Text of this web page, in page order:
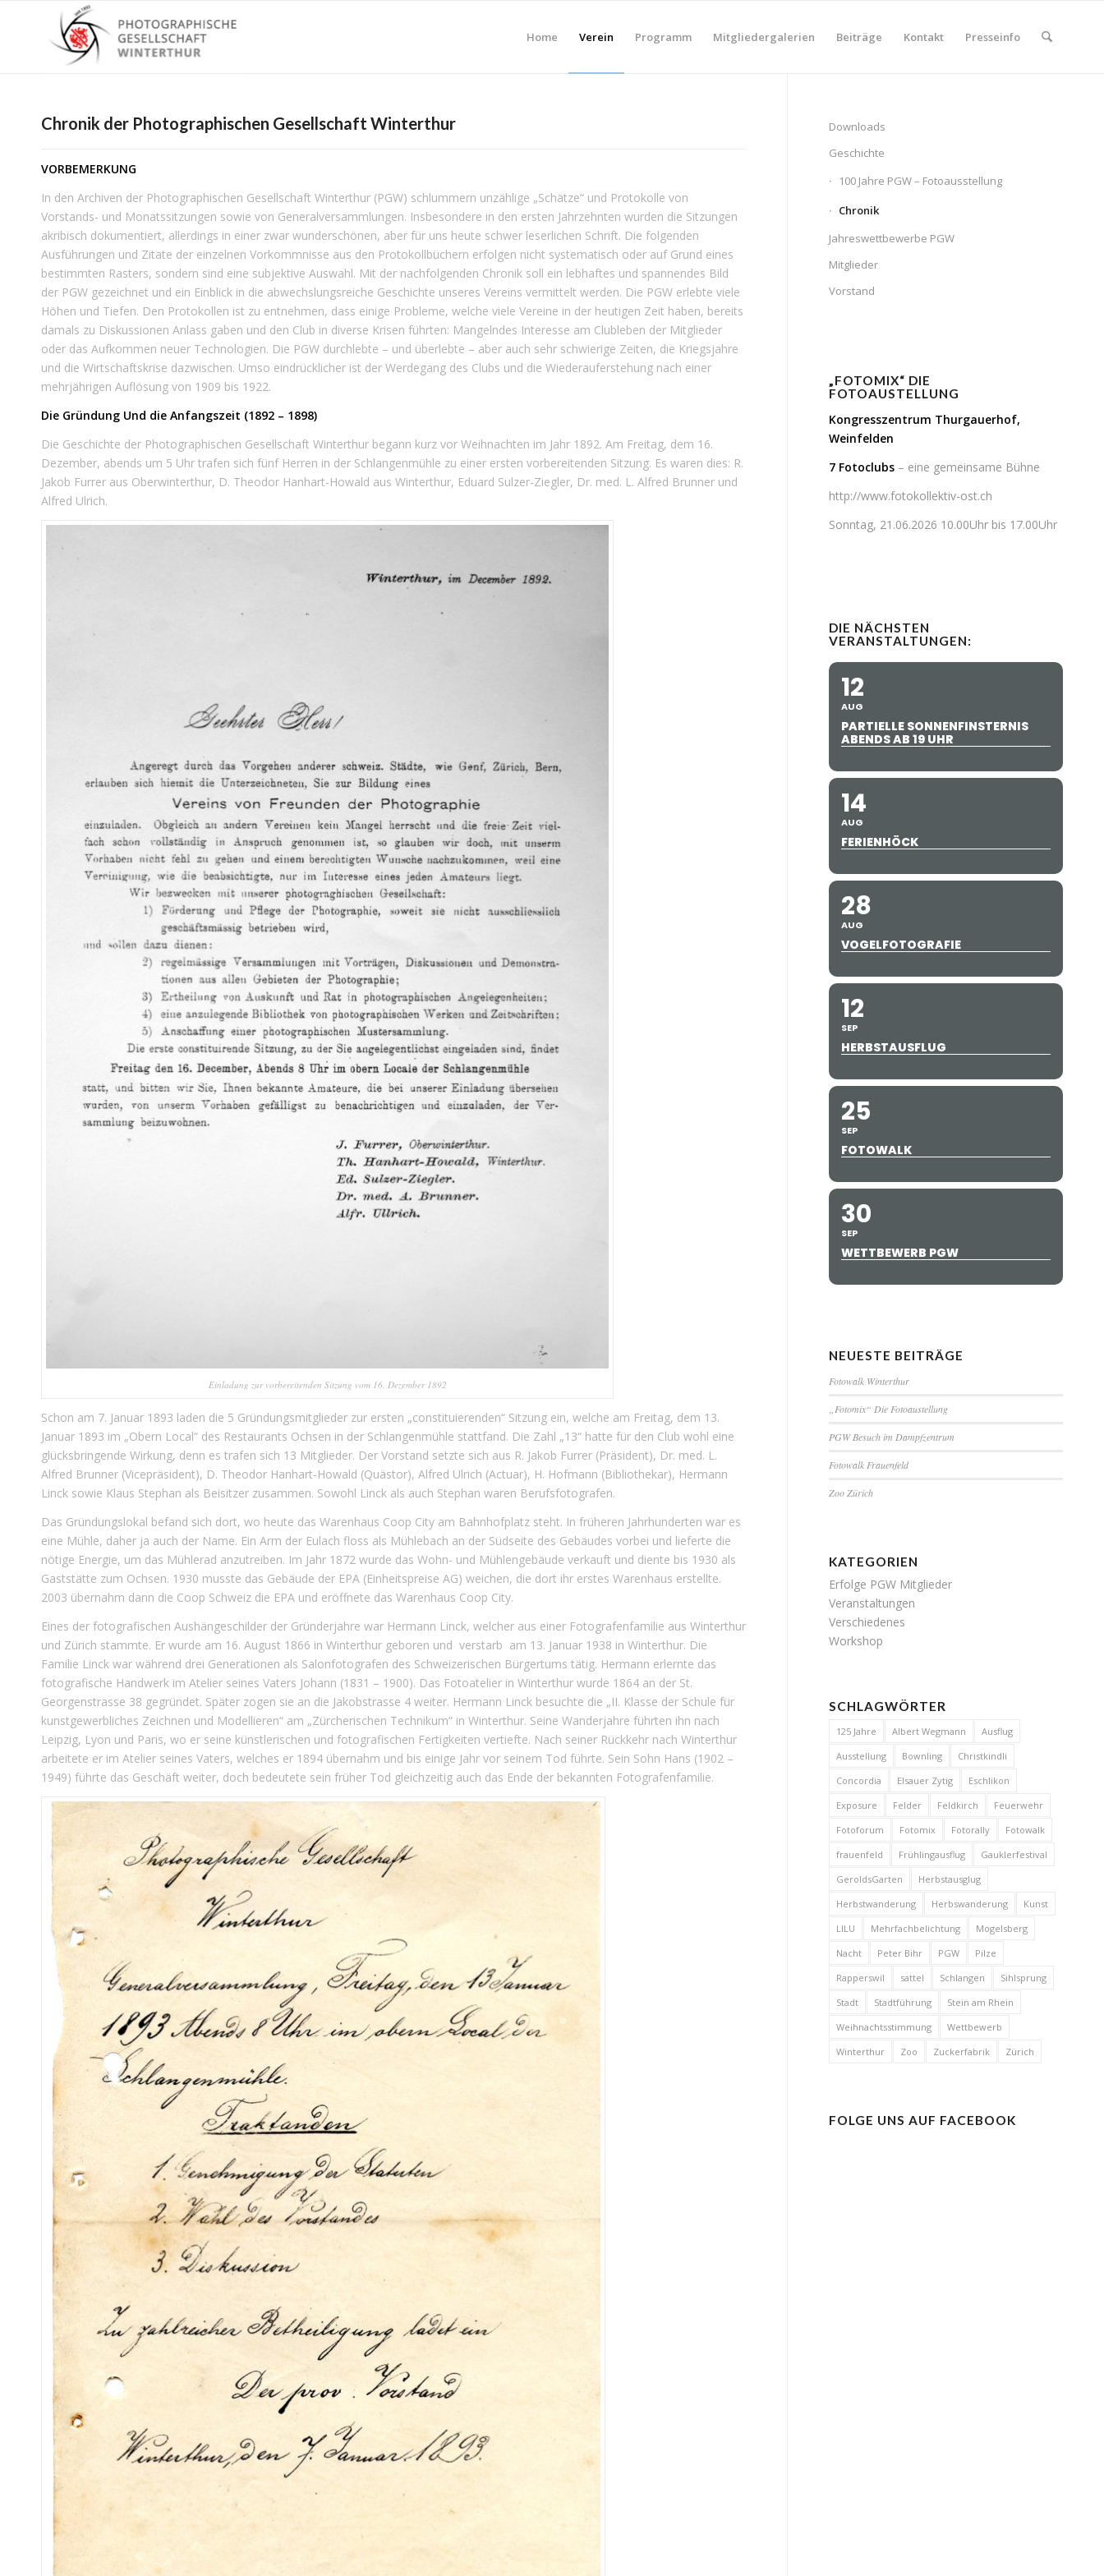
Home Verein Programm Mitgliedergalerien Beiträge Kontakt Presseinfo
Chronik der Photographischen Gesellschaft Winterthur
VORBEMERKUNG
In den Archiven der Photographischen Gesellschaft Winterthur (PGW) schlummern unzählige „Schätze“ und Protokolle von
Vorstands- und Monatssitzungen sowie von Generalversammlungen. Insbesondere in den ersten Jahrzehnten wurden die Sitzungen
akribisch dokumentiert, allerdings in einer zwar wunderschönen, aber für uns heute schwer leserlichen Schrift. Die folgenden
Ausführungen und Zitate der einzelnen Vorkommnisse aus den Protokollbüchern erfolgen nicht systematisch oder auf Grund eines
bestimmten Rasters, sondern sind eine subjektive Auswahl. Mit der nachfolgenden Chronik soll ein lebhaftes und spannendes Bild
der PGW gezeichnet und ein Einblick in die abwechslungsreiche Geschichte unseres Vereins vermittelt werden. Die PGW erlebte viele
Höhen und Tiefen. Den Protokollen ist zu entnehmen, dass einige Probleme, welche viele Vereine in der heutigen Zeit haben, bereits
damals zu Diskussionen Anlass gaben und den Club in diverse Krisen führten: Mangelndes Interesse am Clubleben der Mitglieder
oder das Aufkommen neuer Technologien. Die PGW durchlebte – und überlebte – aber auch sehr schwierige Zeiten, die Kriegsjahre
und die Wirtschaftskrise dazwischen. Umso eindrücklicher ist der Werdegang des Clubs und die Wiederauferstehung nach einer
mehrjährigen Auflösung von 1909 bis 1922.
Die Gründung Und die Anfangszeit (1892 – 1898)
Die Geschichte der Photographischen Gesellschaft Winterthur begann kurz vor Weihnachten im Jahr 1892. Am Freitag, dem 16.
Dezember, abends um 5 Uhr trafen sich fünf Herren in der Schlangenmühle zu einer ersten vorbereitenden Sitzung. Es waren dies: R.
Jakob Furrer aus Oberwinterthur, D. Theodor Hanhart-Howald aus Winterthur, Eduard Sulzer-Ziegler, Dr. med. L. Alfred Brunner und
Alfred Ulrich.
Einladung zur vorbereitenden Sitzung vom 16. Dezember 1892
Schon am 7. Januar 1893 laden die 5 Gründungsmitglieder zur ersten „constituierenden“ Sitzung ein, welche am Freitag, dem 13.
Januar 1893 im „Obern Local“ des Restaurants Ochsen in der Schlangenmühle stattfand. Die Zahl „13“ hatte für den Club wohl eine
glücksbringende Wirkung, denn es trafen sich 13 Mitglieder. Der Vorstand setzte sich aus R. Jakob Furrer (Präsident), Dr. med. L.
Alfred Brunner (Vicepräsident), D. Theodor Hanhart-Howald (Quästor), Alfred Ulrich (Actuar), H. Hofmann (Bibliothekar), Hermann
Linck sowie Klaus Stephan als Beisitzer zusammen. Sowohl Linck als auch Stephan waren Berufsfotografen.
Das Gründungslokal befand sich dort, wo heute das Warenhaus Coop City am Bahnhofplatz steht. In früheren Jahrhunderten war es
eine Mühle, daher ja auch der Name. Ein Arm der Eulach floss als Mühlebach an der Südseite des Gebäudes vorbei und lieferte die
nötige Energie, um das Mühlerad anzutreiben. Im Jahr 1872 wurde das Wohn- und Mühlengebäude verkauft und diente bis 1930 als
Gaststätte zum Ochsen. 1930 musste das Gebäude der EPA (Einheitspreise AG) weichen, die dort ihr erstes Warenhaus erstellte.
2003 übernahm dann die Coop Schweiz die EPA und eröffnete das Warenhaus Coop City.
Eines der fotografischen Aushängeschilder der Gründerjahre war Hermann Linck, welcher aus einer Fotografenfamilie aus Winterthur
und Zürich stammte. Er wurde am 16. August 1866 in Winterthur geboren und verstarb am 13. Januar 1938 in Winterthur. Die
Familie Linck war während drei Generationen als Salonfotografen des Schweizerischen Bürgertums tätig. Hermann erlernte das
fotografische Handwerk im Atelier seines Vaters Johann (1831 – 1900). Das Fotoatelier in Winterthur wurde 1864 an der St.
Georgenstrasse 38 gegründet. Später zogen sie an die Jakobstrasse 4 weiter. Hermann Linck besuchte die „II. Klasse der Schule für
kunstgewerbliches Zeichnen und Modellieren“ am „Zürcherischen Technikum“ in Winterthur. Seine Wanderjahre führten ihn nach
Leipzig, Lyon und Paris, wo er seine künstlerischen und fotografischen Fertigkeiten vertiefte. Nach seiner Rückkehr nach Winterthur
arbeitete er im Atelier seines Vaters, welches er 1894 übernahm und bis einige Jahr vor seinem Tod führte. Sein Sohn Hans (1902 –
1949) führte das Geschäft weiter, doch bedeutete sein früher Tod gleichzeitig auch das Ende der bekannten Fotografenfamilie.
Downloads
Geschichte
100 Jahre PGW – Fotoausstellung
Chronik
Jahreswettbewerbe PGW
Mitglieder
Vorstand
„FOTOMIX“ DIE
FOTOAUSTELLUNG
Kongresszentrum Thurgauerhof,
Weinfelden
7 Fotoclubs – eine gemeinsame Bühne
http://www.fotokollektiv-ost.ch
Sonntag, 21.06.2026 10.00Uhr bis 17.00Uhr
DIE NÄCHSTEN
VERANSTALTUNGEN:
12
AUG
PARTIELLE SONNENFINSTERNIS
ABENDS AB 19 UHR
14
AUG
FERIENHÖCK
28
AUG
VOGELFOTOGRAFIE
12
SEP
HERBSTAUSFLUG
25
SEP
FOTOWALK
30
SEP
WETTBEWERB PGW
NEUESTE BEITRÄGE
Fotowalk Winterthur
„Fotomix“ Die Fotoaustellung
PGW Besuch im Dampfzentrum
Fotowalk Frauenfeld
Zoo Zürich
KATEGORIEN
Erfolge PGW Mitglieder
Veranstaltungen
Verschiedenes
Workshop
SCHLAGWÖRTER
125 Jahre Albert Wegmann
Ausflug
Ausstellung
Bownling
Christkindli
Concordia
Elsauer Zytig
Eschlikon
Exposure
Felder Feldkirch
Feuerwehr
Fotoforum
Fotomix Fotorally
Fotowalk
frauenfeld
Frühlingausflug
Gauklerfestival
GeroldsGarten
Herbstausglug
Herbstwanderung
Herbswanderung
Kunst
LILU
Mehrfachbelichtung
Mogelsberg
Nacht
Peter Bihr PGW
Pilze
Rapperswil
sattel Schlangen
Sihlsprung
Stadt
Stadtführung
Stein am Rhein
Weihnachtsstimmung
Wettbewerb
Winterthur
Zoo Zuckerfabrik Zürich
FOLGE UNS AUF FACEBOOK